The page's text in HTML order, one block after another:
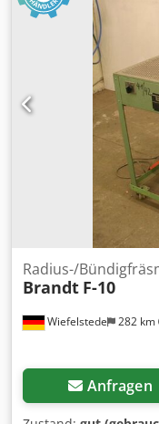
Typ PM1 72-35 - Mot
-Einzelkomponenten:
425/270/H260 mm -
Wiefelstede 282 km
Radius-/
Brandt F-10
Anfragen